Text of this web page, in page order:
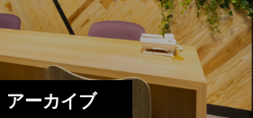
アーカイブ